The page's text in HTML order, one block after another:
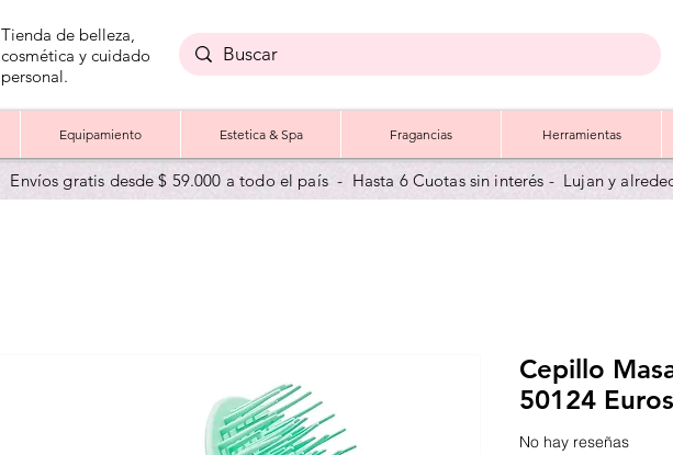
Tienda de belleza,
cosmética y cuidado
personal.
Equipamiento Estetica & Spa Fragancias Herramientas
Envíos gratis desde $ 59.000 a todo el país - Hasta 6 Cuotas sin interés - Lujan y a
Cepillo
50124
No hay reseñas